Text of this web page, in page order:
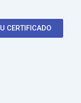
CERTIFICADO